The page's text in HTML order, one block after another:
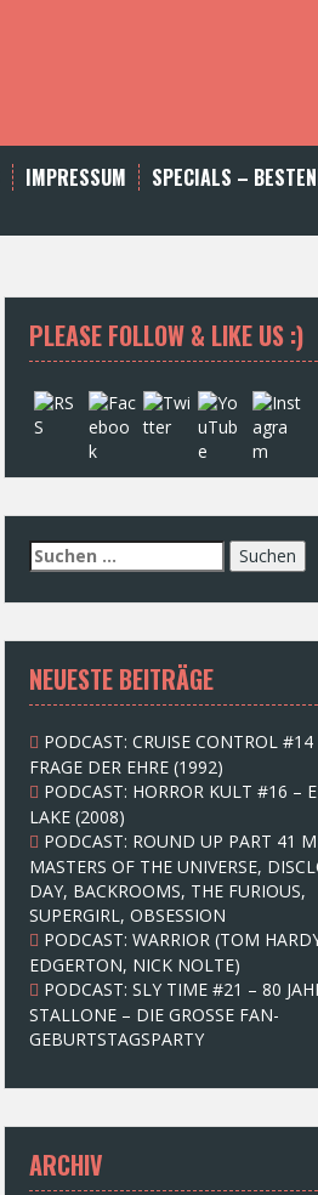
IMPRESSUM
SPECIALS –
PLEASE FOLLOW & LIKE US :)
S
u
c
e
n
n
c
h
:
NEUESTE BEITRÄGE
PODCAST: CRUISE CONTROL
FRAGE DER EHRE (1992)
PODCAST: HORROR KULT #16 –
LAKE (2008)
PODCAST: ROUND UP PART 41
MASTERS OF THE UNIVERSE,
DAY, BACKROOMS, THE FURIOUS,
SUPERGIRL, OBSESSION
PODCAST: WARRIOR (TOM
EDGERTON, NICK NOLTE)
PODCAST: SLY TIME #21 – 80
STALLONE – DIE GROSSE FAN-
GEBURTSTAGSPARTY
ARCHIV